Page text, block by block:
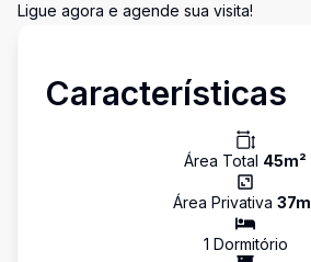
Ligue agora e agende sua visita!
Características
Área Total 45m²
Área Privativa 37
1 Dormitório